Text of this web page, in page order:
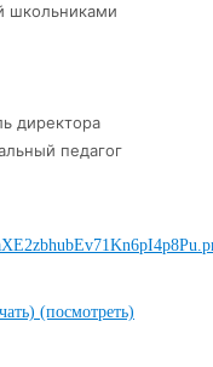
школьниками
директора
педагог
(посмотреть)